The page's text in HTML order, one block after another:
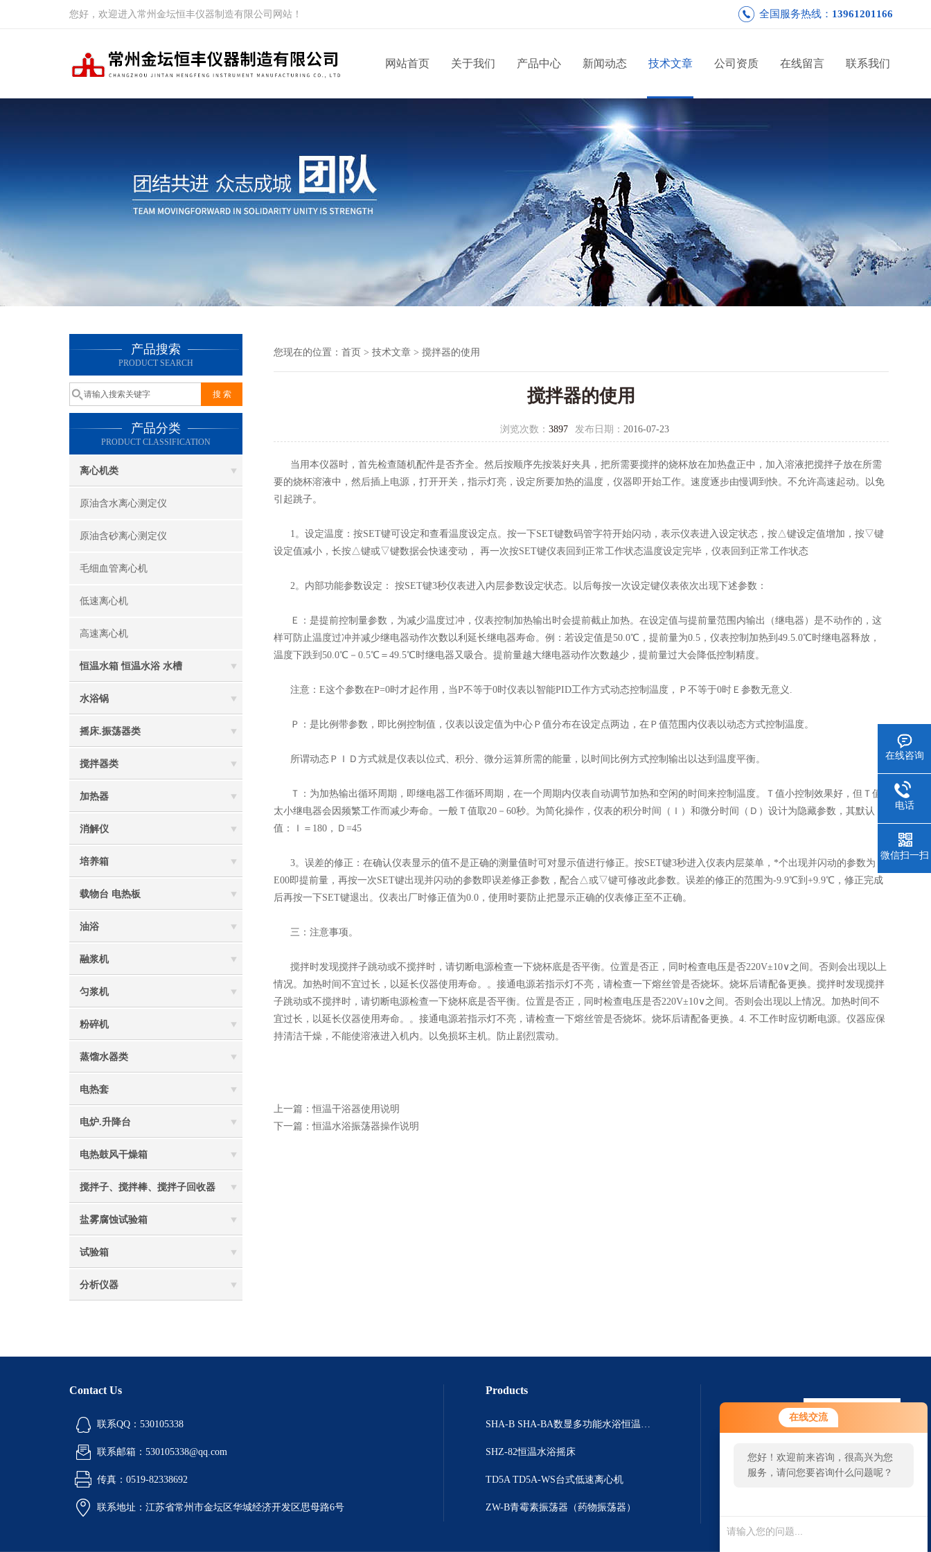
在线交流
您好！欢迎前来咨询，很高兴为您
服务，请问您要咨询什么问题呢？
您好，欢迎进入常州金坛恒丰仪器制造有限公司网站！ 全国服务热线： 13961201166
网站首页 关于我们 产品中心 新闻动态 技术文章 公司资质 在线留言 联系我们
产品搜索
PRODUCT SEARCH
产品分类
PRODUCT CLASSIFICATION
离心机类
原油含水离心测定仪
原油含砂离心测定仪
毛细血管离心机
低速离心机
高速离心机
恒温水箱 恒温水浴 水槽
水浴锅
摇床.振荡器类
搅拌器类
加热器
消解仪
培养箱
载物台 电热板
油浴
融浆机
匀浆机
粉碎机
蒸馏水器类
电热套
电炉.升降台
电热鼓风干燥箱
搅拌子、搅拌棒、搅拌子回收器
盐雾腐蚀试验箱
试验箱
分析仪器
您现在的位置： 首页 > 技术文章 > 搅拌器的使用
搅拌器的使用
浏览次数： 3897 发布日期： 2016-07-23
当用本仪器时，首先检查随机配件是否齐全。然后按顺序先按装好夹具，把所需要搅拌的烧杯放在加热盘正中，加入溶液把搅拌子放在所需
要的烧杯溶液中，然后插上电源，打开开关，指示灯亮，设定所要加热的温度，仪器即开始工作。速度逐步由慢调到快。不允许高速起动。以免
引起跳子。
1。设定温度：按SET键可设定和查看温度设定点。按一下SET键数码管字符开始闪动，表示仪表进入设定状态，按△键设定值增加，按▽键
设定值减小，长按△键或▽键数据会快速变动， 再一次按SET键仪表回到正常工作状态温度设定完毕，仪表回到正常工作状态
2。内部功能参数设定： 按SET键3秒仪表进入内层参数设定状态。以后每按一次设定键仪表依次出现下述参数：
Ｅ：是提前控制量参数，为减少温度过冲，仪表控制加热输出时会提前截止加热。在设定值与提前量范围内输出（继电器）是不动作的，这
样可防止温度过冲并减少继电器动作次数以利延长继电器寿命。例：若设定值是50.0℃，提前量为0.5，仪表控制加热到49.5.0℃时继电器释放，
温度下跌到50.0℃－0.5℃＝49.5℃时继电器又吸合。提前量越大继电器动作次数越少，提前量过大会降低控制精度。
注意：E这个参数在P=0时才起作用，当P不等于0时仪表以智能PID工作方式动态控制温度，Ｐ不等于0时Ｅ参数无意义.
Ｐ：是比例带参数，即比例控制值，仪表以设定值为中心Ｐ值分布在设定点两边，在Ｐ值范围内仪表以动态方式控制温度。
所谓动态ＰＩＤ方式就是仪表以位式、积分、微分运算所需的能量，以时间比例方式控制输出以达到温度平衡。
Ｔ：为加热输出循环周期，即继电器工作循环周期，在一个周期内仪表自动调节加热和空闲的时间来控制温度。Ｔ值小控制效果好，但Ｔ值
太小继电器会因频繁工作而减少寿命。一般Ｔ值取20－60秒。为简化操作，仪表的积分时间（Ｉ）和微分时间（Ｄ）设计为隐藏参数，其默认
值：Ｉ＝180，Ｄ=45
3。误差的修正：在确认仪表显示的值不是正确的测量值时可对显示值进行修正。按SET键3秒进入仪表内层菜单，*个出现并闪动的参数为
E00即提前量，再按一次SET键出现并闪动的参数即误差修正参数，配合△或▽键可修改此参数。误差的修正的范围为-9.9℃到+9.9℃，修正完成
后再按一下SET键退出。仪表出厂时修正值为0.0，使用时要防止把显示正确的仪表修正至不正确。
三：注意事项。
搅拌时发现搅拌子跳动或不搅拌时，请切断电源检查一下烧杯底是否平衡。位置是否正，同时检查电压是否220V±10∨之间。否则会出现以上
情况。加热时间不宜过长，以延长仪器使用寿命。。接通电源若指示灯不亮，请检查一下熔丝管是否烧坏。烧坏后请配备更换。搅拌时发现搅拌
子跳动或不搅拌时，请切断电源检查一下烧杯底是否平衡。位置是否正，同时检查电压是否220V±10∨之间。否则会出现以上情况。加热时间不
宜过长，以延长仪器使用寿命。。接通电源若指示灯不亮，请检查一下熔丝管是否烧坏。烧坏后请配备更换。4. 不工作时应切断电源。仪器应保
持清洁干燥，不能使溶液进入机内。以免损坏主机。防止剧烈震动。
上一篇：恒温干浴器使用说明
下一篇：恒温水浴振荡器操作说明
Contact Us
联系QQ：530105338
联系邮箱：530105338@qq.com
传真：0519-82338692
联系地址：江苏省常州市金坛区华城经济开发区思母路6号
Products
SHA-B SHA-BA数显多功能水浴恒温振荡器
SHZ-82恒温水浴摇床
TD5A TD5A-WS台式低速离心机
ZW-B青霉素振荡器（药物振荡器）
在线咨询
电话
微信扫一扫